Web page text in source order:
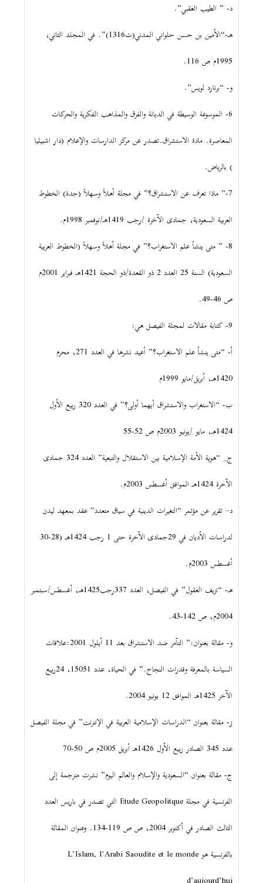
د- ” الطيب العقبي”.
هـ-“الأمين بن حسن حلواني المدني(ت1316)”. في المجلد الثاني،
1995م ص 116.
و- “برنارد لويس”.
6- الموسوعة الوسيطة في الديانة والفرق والمذاهب الفكرية والحركات
المعاصرة. مادة الاستشراق.تصدر عن مركز الدارسات والإعلام (دار اشبيليا
) بالرياض.
7-” ماذا تعرف عن الاستشراق؟” في مجلة أهلاً وسهلاً (جدة) الخطوط
العربية السعودية، جمادى الآخرة /رجب 1419هـ/نوفمبر 1998م.
8- ” متى ينشأ علم الاستغراب؟” في مجلة أهلاً وسهلاً (الخطوط العربية
السعودية) السنة 25 العدد 2 ذو القعدة/ذو الحجة 1421هـ فبراير 2001م
ص 46-49.
9- كتابة مقالات لمجلة الفيصل هي:
أ- “متى ينشأ علم الاستغراب؟” أعيد نشرها في العدد 271، محرم
1420هـ، أبريل/مايو 1999م
ب- “الاستغراب والاستشراق أيهما أولى؟” في العدد 320 ربيع الأول
1424هـ، مايو /يونيو 2003م ص 52-55
ج_ “هوية الأمة الإسلامية بين الاستقلال والتبعية” العدد 324 جمادى
الآخرة 1424هـ الموافق أغسطس 2003م.
د– تقرير عن مؤتمر “التغيرات الدينية في سياق متعدد” عقد بمعهد ليدن
لدراسات الأديان في 29جمادى الآخرة حتى 1 رجب 1424هـ (28-30
أغسطس 2003م.
هـ- “نزيف العقول” في الفيصل، العدد 337رجب1425هـ، أغسطس/سبتمبر
2004م، ص 142-43.
و- مقالة بعنوان:” التآمر ضد الاستشراق بعد 11 أيلول 2001:علاقات
السياسة بالمعرفة وقدرات النجاح.” في الحياة، عدد 15051، 24ربيع
الآخر 1425هـ الموافق 12 يونيو 2004.
ز- مقالة بعنوان “الدراسات الإسلامية العربية في الإنترنت” في مجلة الفيصل
عدد 345 الصادر ربيع الأول 1426هـ أبريل 2005م ص 50-70
ج- مقالة بعنوان “السعودية والإسلام والعالم اليوم” نشرت مترجمة إلى
الفرنسية في مجلة Etude Geopolitque التي تصدر في باريس العدد
الثالث الصادر في أكتوبر 2004، ص ص 119-134. وعنوان المقالة
بالفرنسية هو L’Islam, l’Arabi Saoudite et le monde